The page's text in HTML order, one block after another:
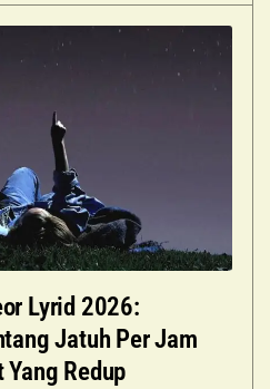
Lyrid 2026:
Jatuh Per Jam
Redup